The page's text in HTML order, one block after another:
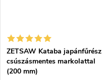
ZETSAW Kataba japánfűrész
csúszásmentes markolattal
(200 mm)